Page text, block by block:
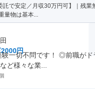
託で安定／月収30万円可】｜残業
量物は基本...
円
一切不問です！ ◎前職がド
ど様々な業...